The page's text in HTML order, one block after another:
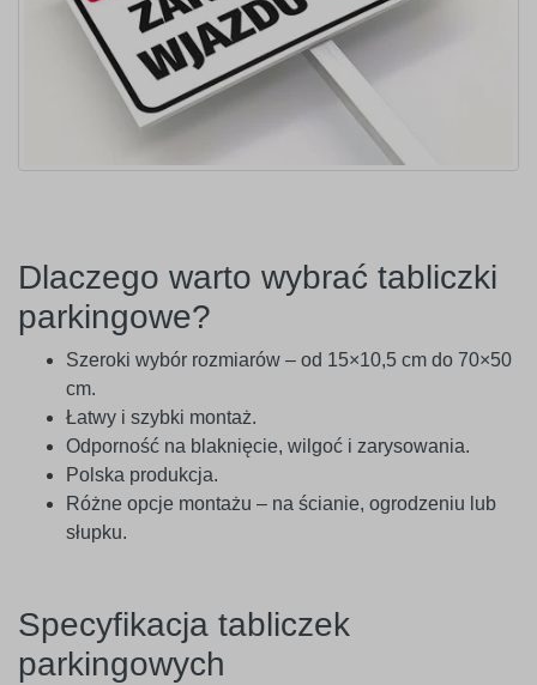
Dlaczego warto wybrać tabliczki
parkingowe?
Szeroki wybór rozmiarów – od 15×10,5 cm do 70×50
cm.
Łatwy i szybki montaż.
Odporność na blaknięcie, wilgoć i zarysowania.
Polska produkcja.
Różne opcje montażu – na ścianie, ogrodzeniu lub
słupku.
Specyfikacja tabliczek
parkingowych